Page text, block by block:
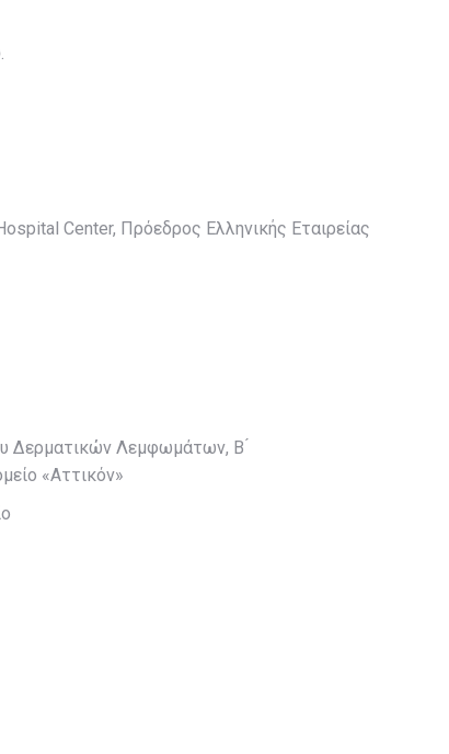
Center, Πρόεδρος Ελληνικής Εταιρείας
Δερματικών Λεμφωμάτων, Β
«Αττικόν»